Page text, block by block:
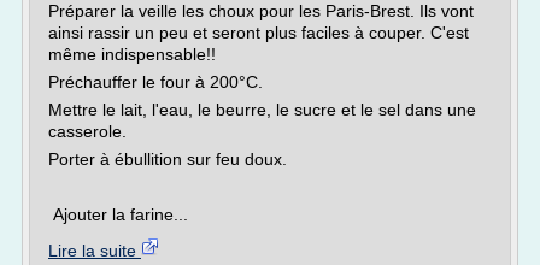
Préparer la veille les choux pour les Paris-Brest. Ils vont
ainsi rassir un peu et seront plus faciles à couper. C'est
même indispensable!!
Préchauffer le four à 200°C.
Mettre le lait, l'eau, le beurre, le sucre et le sel dans une
casserole.
Porter à ébullition sur feu doux.
Ajouter la farine...
Lire la suite